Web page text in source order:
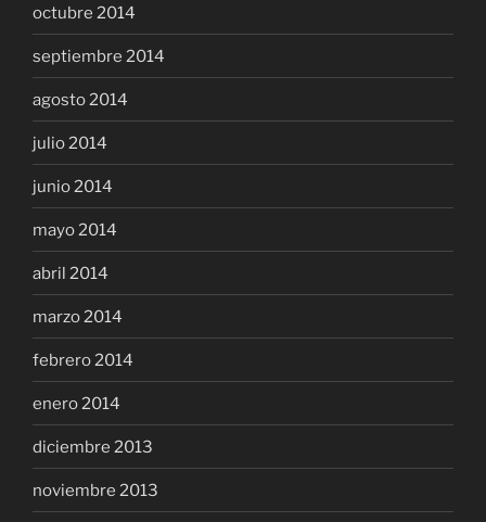
octubre 2014
septiembre 2014
agosto 2014
julio 2014
junio 2014
mayo 2014
abril 2014
marzo 2014
febrero 2014
enero 2014
diciembre 2013
noviembre 2013